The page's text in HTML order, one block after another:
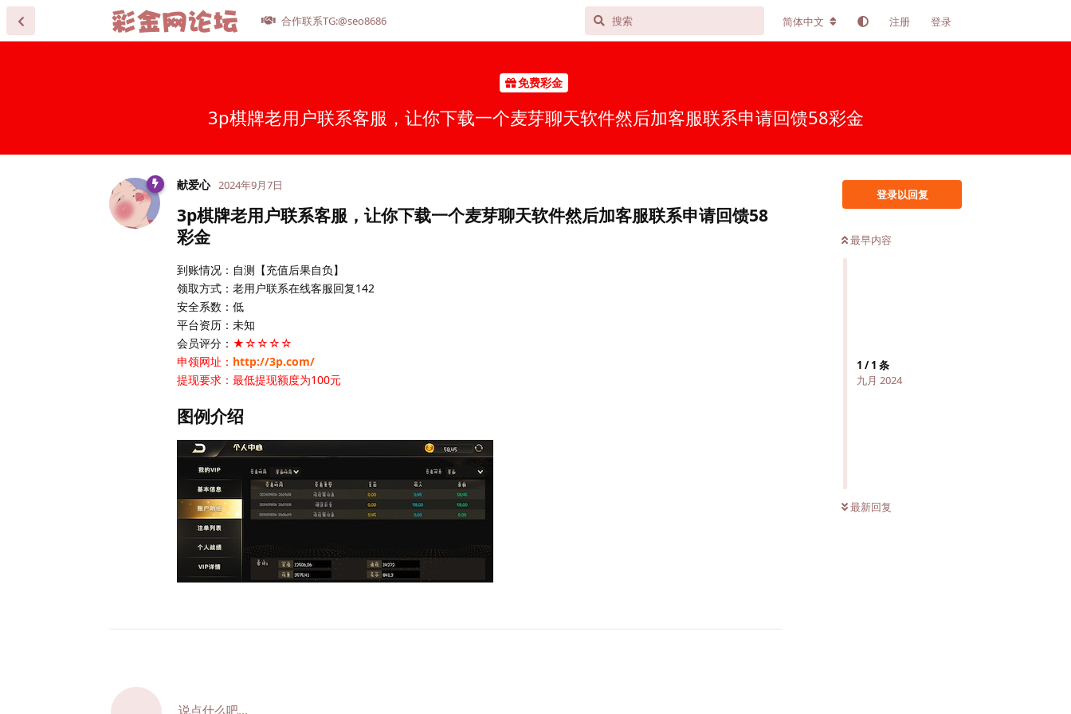
合作联系TG:@seo8686 简体中文 注册 登录
免费彩金
3p棋牌老用户联系客服，让你下载一个麦芽聊天软件然后加客服联系申请回馈58彩金
登录以回复
最早内容
1 /1 条
九月 2024
最新回复
献爱心 2024年9月7日
3p棋牌老用户联系客服，让你下载一个麦芽聊天软件然后加客服联系申请回馈58
彩金
到账情况：自测【充值后果自负】
领取方式：老用户联系在线客服回复142
安全系数：低
平台资历：未知
会员评分： ★☆☆☆☆
申领网址： http://3p.com/
提现要求：最低提现额度为100元
图例介绍
说点什么吧...